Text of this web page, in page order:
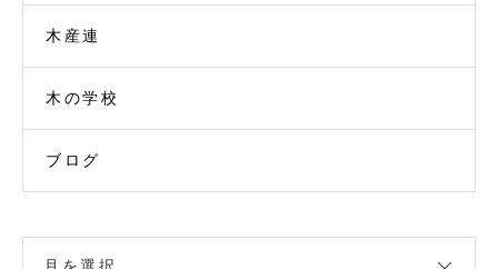
木産連
木の学校
ブログ